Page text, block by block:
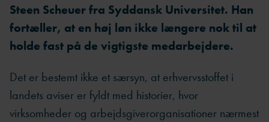
Steen Scheuer fra Syddansk Universitet. Han
fortæller, at en høj løn ikke længere nok til at
holde fast på de vigtigste medarbejdere.
Det er bestemt ikke et særsyn, at erhvervsstoffet i
landets aviser er fyldt med historier, hvor
virksomheder og arbejdsgiverorganisationer nærmest